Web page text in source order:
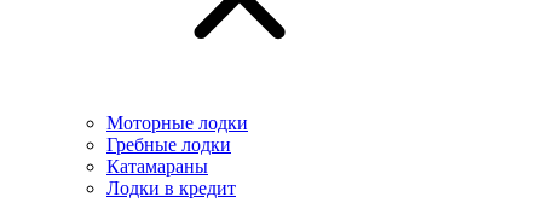
Моторные лодки
Гребные лодки
Катамараны
Лодки в кредит